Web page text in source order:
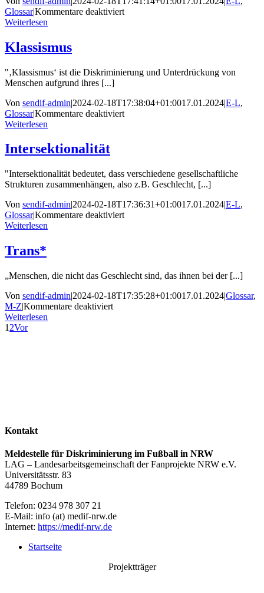
Glossar|Kommentare deaktiviertfür
Weiterlesen
Klassismus
"‚Klassismus‘ ist die Diskriminierung und Unterdrückung von
Menschen aufgrund ihres [...]
Von sendif-admin|2024-02-18T17:38:04+01:0017.01.2024|E-L,
Glossar|Kommentare deaktiviertfür
Weiterlesen
Intersektionalität
"Intersektionalität bedeutet, dass verschiedene gesellschaftliche
Strukturen zusammenhängen, also z.B. Geschlecht, [...]
Von sendif-admin|2024-02-18T17:36:31+01:0017.01.2024|E-L,
Glossar|Kommentare deaktiviertfür
Weiterlesen
Trans*
„Menschen, die nicht das Geschlecht sind, das ihnen bei der [...]
Von sendif-admin|2024-02-18T17:35:28+01:0017.01.2024|Glossar,
M-Z|Kommentare deaktiviertfür
Weiterlesen
1 2Vor
Kontakt
Meldestelle für Diskriminierung im Fußball in NRW
LAG – Landesarbeitsgemeinschaft der Fanprojekte NRW e.V.
Universitätsstr. 83
44789 Bochum
Telefon: 0234 978 307 21
E-Mail: info (at) medif-nrw.de
Internet: https://medif-nrw.de
Startseite
Projektträger